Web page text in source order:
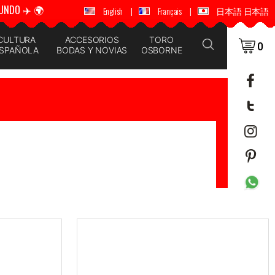
✈️ 🌍 🚚 📦 ENVÍOS A TODO EL MUNDO ✈️ 🌍
English | Français | 日本語 日本語
ACCESORIOS
BODAS Y NOVIAS
TORO
OSBORNE
0